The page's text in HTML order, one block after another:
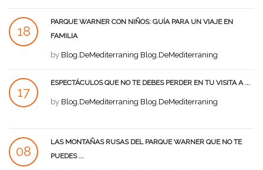
18
PARQUE WARNER CON NIÑOS: GUÍA PARA UN VIAJE EN
FAMILIA
by Blog.DeMediterraning Blog.DeMediterraning
17
ESPECTÁCULOS QUE NO TE DEBES PERDER EN TU VISITA A ...
by Blog.DeMediterraning Blog.DeMediterraning
08
LAS MONTAÑAS RUSAS DEL PARQUE WARNER QUE NO TE
PUEDES ...